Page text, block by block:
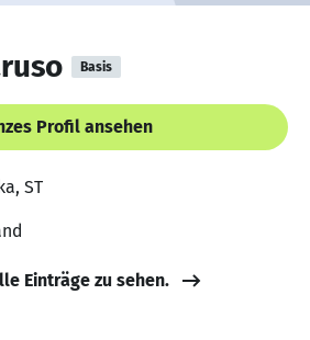
Basis
Profil ansehen
ST
Einträge zu sehen.